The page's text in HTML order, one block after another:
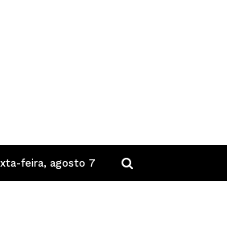
feira, agosto 7